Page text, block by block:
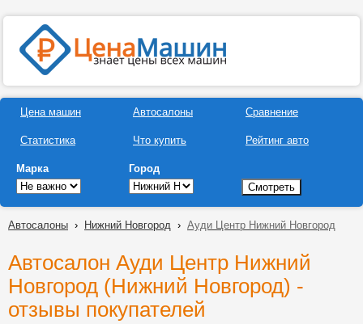
Цена машин
Статистика
Автосалоны
Что купить
Сравнение
Рейтинг авто
Марка Город
Автосалоны › Нижний Новгород › Ауди Центр Нижний Новгород
Автосалон Ауди Центр Нижний
Новгород (Нижний Новгород) -
отзывы покупателей